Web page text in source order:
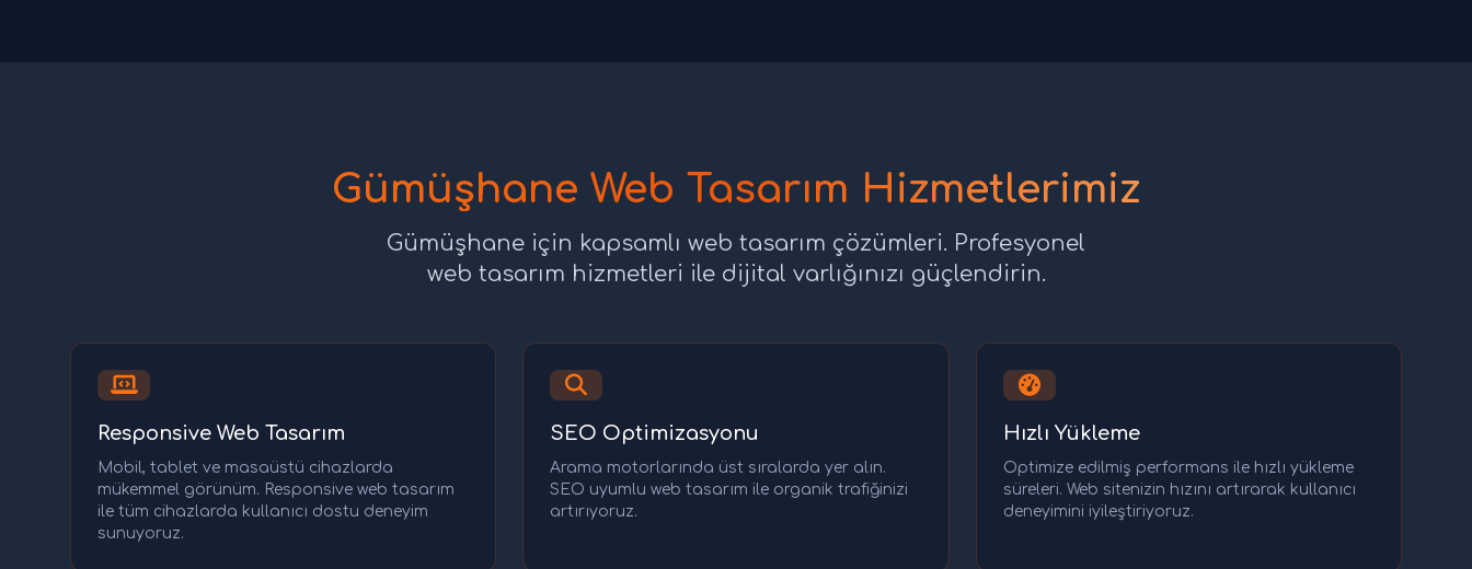
Gümüşhane Web Tasarım Hizmetlerimiz
Gümüşhane için kapsamlı web tasarım çözümleri. Profesyonel
web tasarım hizmetleri ile dijital varlığınızı güçlendirin.
Responsive Web Tasarım
Mobil, tablet ve masaüstü cihazlarda
mükemmel görünüm. Responsive web tasarım
ile tüm cihazlarda kullanıcı dostu deneyim
sunuyoruz.
SEO Optimizasyonu
Arama motorlarında üst sıralarda yer alın.
SEO uyumlu web tasarım ile organik trafiğinizi
artırıyoruz.
Hızlı Yükleme
Optimize edilmiş performans ile hızlı yükleme
süreleri. Web sitenizin hızını artırarak kullanıcı
deneyimini iyileştiriyoruz.